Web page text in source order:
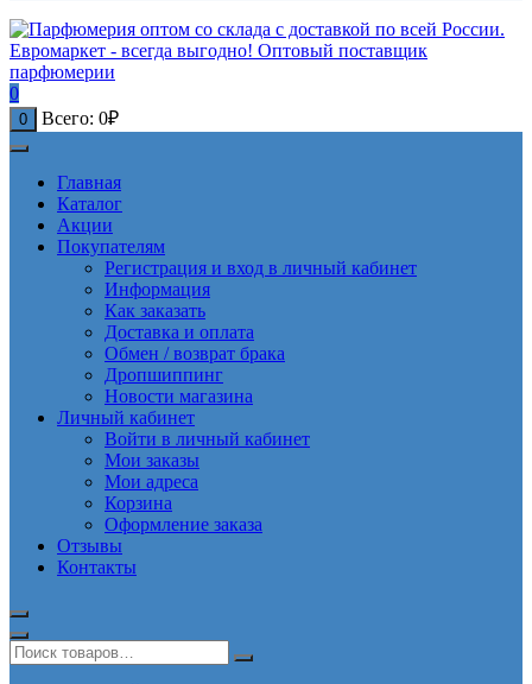
0
0 Всего: 0₽
Главная
Каталог
Акции
Покупателям
Регистрация и вход в личный кабинет
Информация
Как заказать
Доставка и оплата
Обмен / возврат брака
Дропшиппинг
Новости магазина
Личный кабинет
Войти в личный кабинет
Мои заказы
Мои адреса
Корзина
Оформление заказа
Отзывы
Контакты